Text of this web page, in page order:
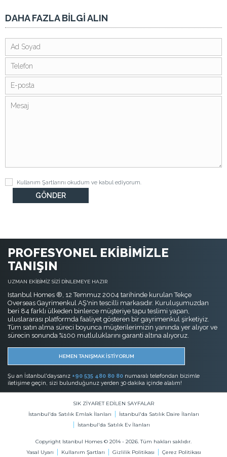
DAHA FAZLA BİLGİ ALIN
Kullanım Şartlarını okudum ve kabul ediyorum.
PROFESYONEL EKİBİMİZLE
TANIŞIN
UZMAN EKİBİMİZ SİZİ DİNLEMEYE HAZIR
Istanbul Homes ®, 12 Temmuz 2004 tarihinde kurulan Tekçe
Overseas Gayrimenkul AŞ'nin tescilli markasıdır. Kuruluşumuzdan
beri 84 farklı ülkeden binlerce müşteriye tapu teslimi yapan,
uluslararası platformda faaliyet gösteren bir gayrimenkul şirketiyiz.
Tüm satın alma süreci boyunca müşterilerimizin yanında yer alıyor ve
sürecin sonunda %100 mutluluklarını garanti altına alıyoruz.
HEMEN TANIŞMAK İSTİYORUM
Şu an İstanbul'daysanız +90 535 480 80 80 numaralı telefondan bizimle
iletişime geçin, sizi bulunduğunuz yerden 30 dakika içinde alalım!
SIK ZİYARET EDİLEN SAYFALAR
İstanbul'da Satılık Emlak İlanları
İstanbul'da Satılık Daire İlanları
İstanbul'da Satılık Ev İlanları
Copyright Istanbul Homes © 2014 - 2026. Tüm hakları saklıdır.
Yasal Uyarı
Kullanım Şartları Gizlilik Politikası Çerez Politikası